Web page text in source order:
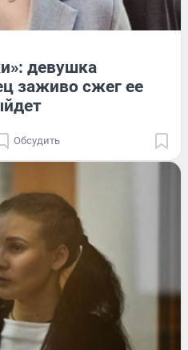
девушка
заживо сжег ее
Обсудить